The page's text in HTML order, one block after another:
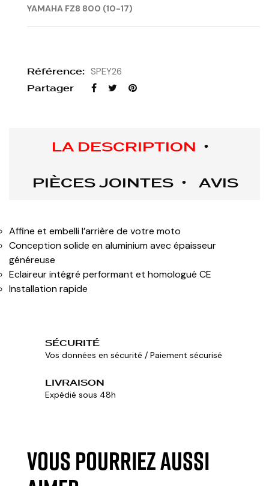
YAMAHA FZ8 800 (10-17)
Référence: SPEY26
Partager
LA DESCRIPTION
PIÈCES JOINTES
AVIS
Affine et embelli l’arrière de votre moto
Conception solide en aluminium avec épaisseur
généreuse
Eclaireur intégré performant et homologué CE
Installation rapide
SÉCURITÉ
Vos données en sécurité / Paiement sécurisé
LIVRAISON
Expédié sous 48h
VOUS POURRIEZ AUSSI